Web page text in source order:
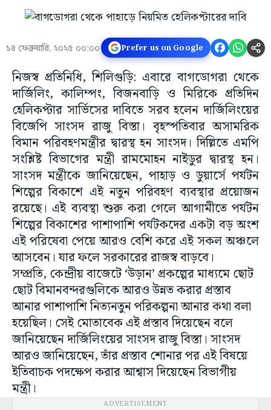
১৪ ফেব্রুয়ারি, ২০২৫ ০০:০০ Prefer us on Google
নিজস্ব প্রতিনিধি, শিলিগুড়ি: এবারে বাগডোগরা থেকে
দার্জিলিং, কালিম্পং, বিজনবাড়ি ও মিরিকে প্রতিদিন
হেলিকপ্টার সার্ভিসের দাবিতে সরব হলেন দার্জিলিংয়ের
বিজেপি সাংসদ রাজু বিস্তা। বৃহস্পতিবার অসামরিক
বিমান পরিবহণমন্ত্রীর দ্বারস্থ হন সাংসদ। দিল্লিতে এমপি
সংশ্লিষ্ট বিভাগের মন্ত্রী রামমোহন নাইডুর দ্বারস্থ হন।
সাংসদ মন্ত্রীকে জানিয়েছেন, পাহাড় ও ডুয়ার্সে পর্যটন
শিল্পের বিকাশে এই নতুন পরিবহণ ব্যবস্থার প্রয়োজন
রয়েছে। এই ব্যবস্থা শুরু করা গেলে আগামীতে পর্যটন
শিল্পের বিকাশের পাশাপাশি পর্যটকদের একটা বড় অংশ
এই পরিষেবা পেয়ে আরও বেশি করে এই সকল অঞ্চলে
আসবেন। যার ফলে সরকারের রাজস্ব বাড়বে।
সম্প্রতি, কেন্দ্রীয় বাজেটে ‘উড়ান’ প্রকল্পের মাধ্যমে ছোট
ছোট বিমানবন্দরগুলিকে আরও উন্নত করার প্রস্তাব
আনার পাশাপাশি নিত্যনতুন পরিকল্পনা আনার কথা বলা
হয়েছিল। সেই মোতাবেক এই প্রস্তাব দিয়েছেন বলে
জানিয়েছেন দার্জিলিংয়ের সাংসদ রাজু বিস্তা। সাংসদ
আরও জানিয়েছেন, তাঁর প্রস্তাব শোনার পর এই বিষয়ে
ইতিবাচক পদক্ষেপ করার আশ্বাস দিয়েছেন বিভাগীয়
মন্ত্রী।
ADVERTISEMENT